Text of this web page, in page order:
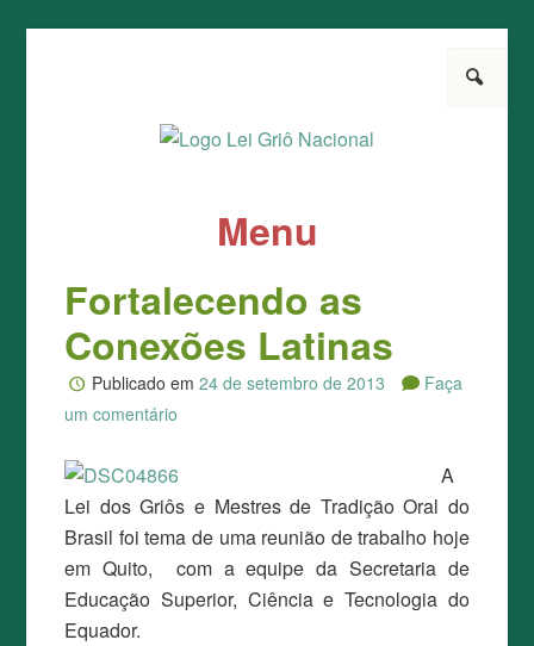
Pesquisar
Lei Griô Nacional
Menu
Fortalecendo as
Conexões Latinas
Publicado em 24 de setembro de 2013
Faça
um comentário
A
Lei dos Griôs e Mestres de Tradição Oral do
Brasil foi tema de uma reunião de trabalho hoje
em Quito, com a equipe da Secretaria de
Educação Superior, Ciência e Tecnologia do
Equador.